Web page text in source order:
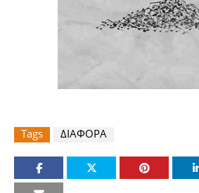
Tags ΔΙΑΦΟΡΑ